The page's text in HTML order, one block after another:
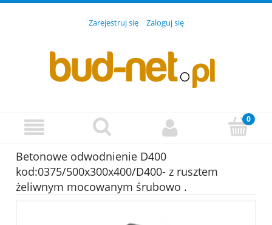
Zarejestruj się Zaloguj się
Betonowe odwodnienie D400
kod:0375/500x300x400/D400- z rusztem
żeliwnym mocowanym śrubowo .